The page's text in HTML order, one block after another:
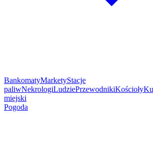
BankomatyMarketyStacje
paliwNekrologiLudziePrzewodnikiKościoły
miejski
Pogoda